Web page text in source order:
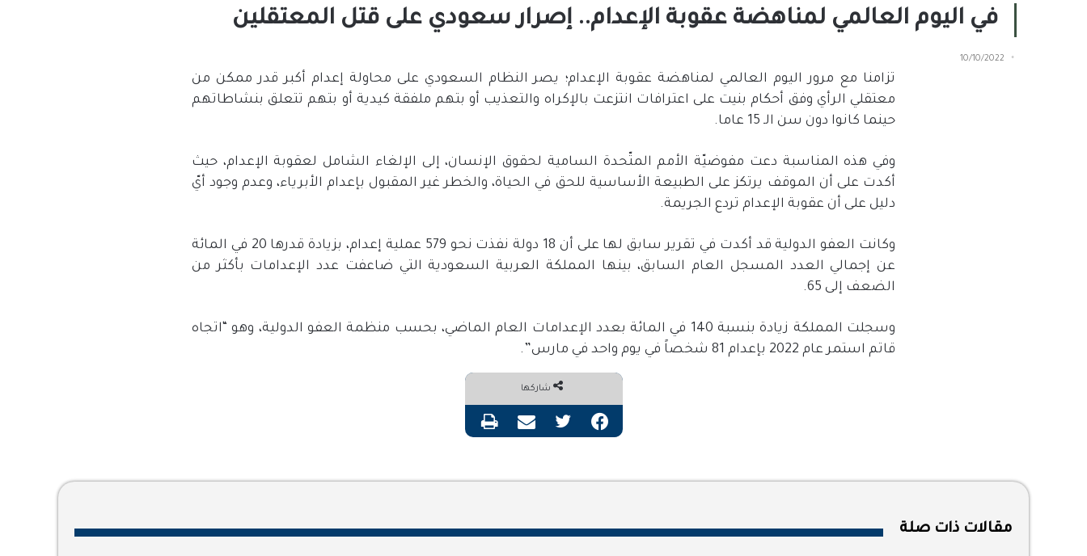
في اليوم العالمي لمناهضة عقوبة الإعدام.. إصرار سعودي على قتل المعتقلين
10/10/2022
تزامنا مع مرور اليوم العالمي لمناهضة عقوبة الإعدام؛ يصر النظام السعودي على محاولة إعدام أكبر قدر ممكن من
معتقلي الرأي وفق أحكام بنيت على اعترافات انتزعت بالإكراه والتعذيب أو بتهم ملفقة كيدية أو بتهم تتعلق بنشاطاتهم
حينما كانوا دون سن الـ 15 عاما.
وفي هذه المناسبة دعت مفوضيّة الأمم المتّحدة السامية لحقوق الإنسان، إلى الإلغاء الشامل لعقوبة الإعدام، حيث
أكدت على أن الموقف يرتكز على الطبيعة الأساسية للحق في الحياة، والخطر غير المقبول بإعدام الأبرياء، وعدم وجود أيّ
دليل على أن عقوبة الإعدام تردع الجريمة.
وكانت العفو الدولية قد أكدت في تقرير سابق لها على أن 18 دولة نفذت نحو 579 عملية إعدام، بزيادة قدرها 20 في المائة
عن إجمالي العدد المسجل العام السابق، بينها المملكة العربية السعودية التي ضاعفت عدد الإعدامات بأكثر من
الضعف إلى 65.
وسجلت المملكة زيادة بنسبة 140 في المائة بعدد الإعدامات العام الماضي، بحسب منظمة العفو الدولية، وهو “اتجاه
قاتم استمر عام 2022 بإعدام 81 شخصاً في يوم واحد في مارس”.
شاركها
فيسبوك تويتر مشاركة عبر البريد طباعة
مقالات ذات صلة